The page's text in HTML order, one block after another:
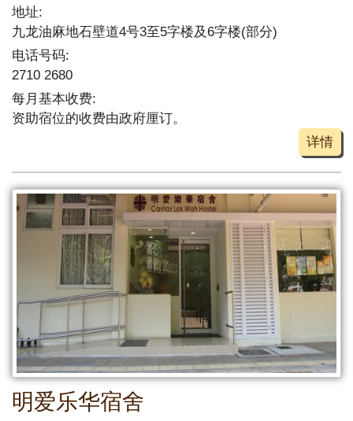
地址:
九龙油麻地石壁道4号3至5字楼及6字楼(部分)
电话号码:
2710 2680
每月基本收费:
资助宿位的收费由政府厘订。
详情
明爱乐华宿舍